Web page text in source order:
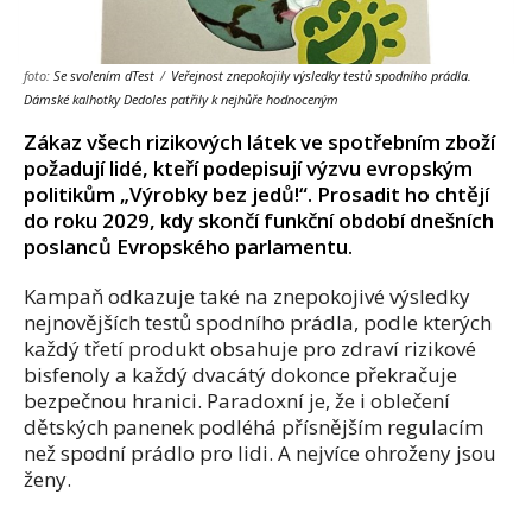
foto: Se svolením dTest / Veřejnost znepokojily výsledky testů spodního prádla.
Dámské kalhotky Dedoles patřily k nejhůře hodnoceným
Zákaz všech rizikových látek ve spotřebním zboží
požadují lidé, kteří podepisují výzvu evropským
politikům „Výrobky bez jedů!“. Prosadit ho chtějí
do roku 2029, kdy skončí funkční období dnešních
poslanců Evropského parlamentu.
Kampaň odkazuje také na znepokojivé výsledky
nejnovějších testů spodního prádla, podle kterých
každý třetí produkt obsahuje pro zdraví rizikové
bisfenoly a každý dvacátý dokonce překračuje
bezpečnou hranici. Paradoxní je, že i oblečení
dětských panenek podléhá přísnějším regulacím
než spodní prádlo pro lidi. A nejvíce ohroženy jsou
ženy.